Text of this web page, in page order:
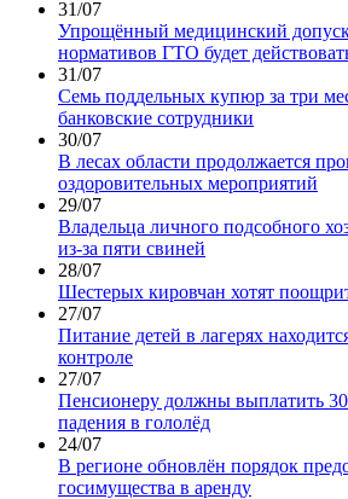
31/07
Упрощённый медицинский
нормативов ГТО будет
31/07
Семь поддельных купюр за три
банковские сотрудники
30/07
В лесах области продолжается
оздоровительных мероприятий
29/07
Владельца личного подсобного
из-за пяти свиней
28/07
Шестерых кировчан хотят
27/07
Питание детей в лагерях
контроле
27/07
Пенсионеру должны выплатить
падения в гололёд
24/07
В регионе обновлён порядок
госимущества в аренду